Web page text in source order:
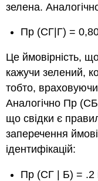
зелена.
Пр (СГ|Г) =
Це ймовірність,
кажучи зелений,
тобто,
Аналогічно Пр
що свідки є
заперечення
ідентифікацій:
Пр (СГ | Б) = .2